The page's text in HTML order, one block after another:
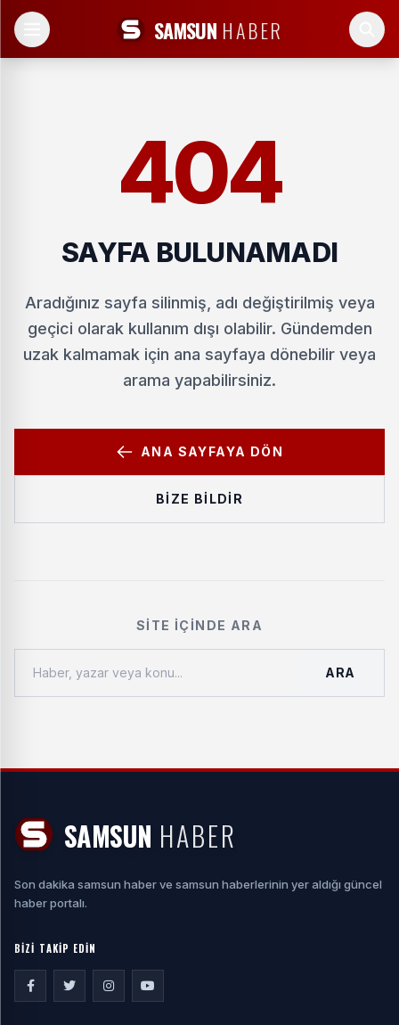
SAMSUN HABER
404
SAYFA BULUNAMADI
Aradığınız sayfa silinmiş, adı değiştirilmiş veya
geçici olarak kullanım dışı olabilir. Gündemden
uzak kalmamak için ana sayfaya dönebilir veya
arama yapabilirsiniz.
ANA SAYFAYA DÖN
BIZE BILDIR
SITE İÇINDE ARA
ARA
SAMSUN HABER
Son dakika samsun haber ve samsun haberlerinin yer aldığı güncel
haber portalı.
BİZİ TAKİP EDİN